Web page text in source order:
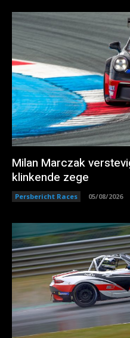
Milan Marczak
klinkende zege
Persbericht Races 05/08/2026